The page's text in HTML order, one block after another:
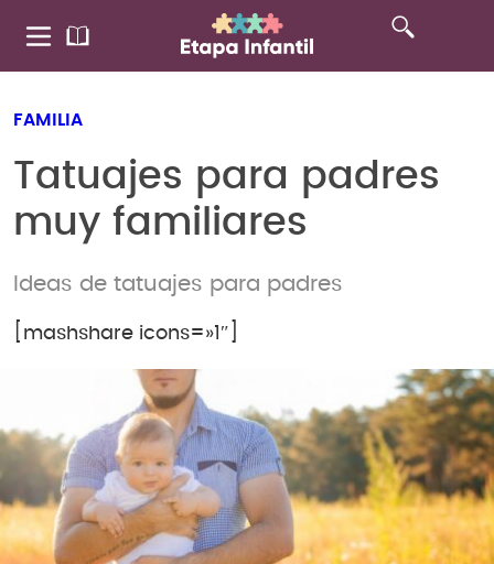
FAMILIA
Tatuajes para padres
muy familiares
Ideas de tatuajes para padres
[mashshare icons=»1″]